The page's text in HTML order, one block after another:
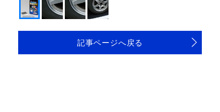
記事ページへ戻る